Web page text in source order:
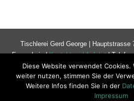
Tischlerei Gerd George | Hauptstrasse
Frauenhain |Kontakt und Anfahrt|
© Copyright 2019 Meisterbetrieb
Diese Website verwendet Cookies.
weiter nutzen, stimmen Sie der
Weitere Infos finden Sie in der
Impressum